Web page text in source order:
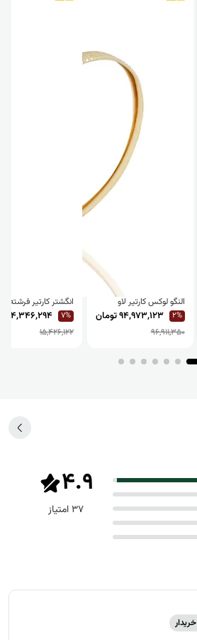
النگو لوکس کارتیر لاو
2% 94,973,123 تومان
96,911,350
انگشتر کارتیر فرشته
7% 14,346,294 تومان
15,426,122
4.9
37 امتیاز
خریدار